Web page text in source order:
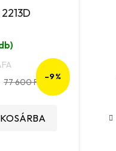
77 600 Ft
–9 %
KOSÁRBA